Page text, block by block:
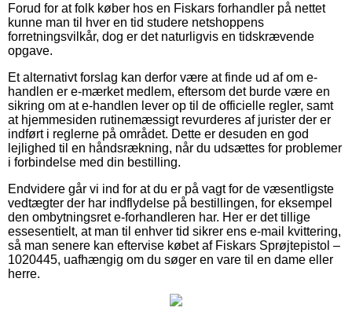
Forud for at folk køber hos en Fiskars forhandler på nettet
kunne man til hver en tid studere netshoppens
forretningsvilkår, dog er det naturligvis en tidskrævende
opgave.
Et alternativt forslag kan derfor være at finde ud af om e-
handlen er e-mærket medlem, eftersom det burde være en
sikring om at e-handlen lever op til de officielle regler, samt
at hjemmesiden rutinemæssigt revurderes af jurister der er
indført i reglerne på området. Dette er desuden en god
lejlighed til en håndsrækning, når du udsættes for problemer
i forbindelse med din bestilling.
Endvidere går vi ind for at du er på vagt for de væsentligste
vedtægter der har indflydelse på bestillingen, for eksempel
den ombytningsret e-forhandleren har. Her er det tillige
essesentielt, at man til enhver tid sikrer ens e-mail kvittering,
så man senere kan eftervise købet af Fiskars Sprøjtepistol –
1020445, uafhængig om du søger en vare til en dame eller
herre.